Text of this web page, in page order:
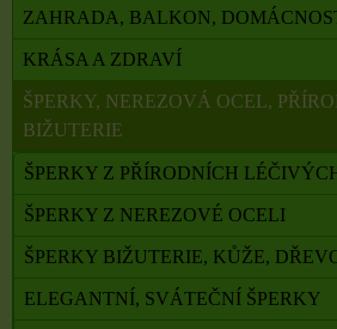
ZAHRADA, BALKON,
KRÁSA A ZDRAVÍ
ŠPERKY, NEREZOVÁ OCEL,
BIŽUTERIE
ŠPERKY Z PŘÍRODNÍCH
ŠPERKY Z NEREZOVÉ OCELI
ŠPERKY BIŽUTERIE, KŮŽE,
ELEGANTNÍ, SVÁTEČNÍ ŠPERKY